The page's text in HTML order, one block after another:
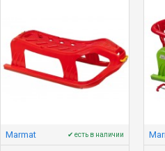
Marmat ✔ есть в наличии